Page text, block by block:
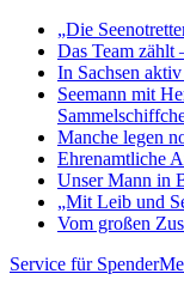
„Die
Das Team zählt
In Sachsen
Seemann mit
Manche legen
Ehrenamtliche
Unser Mann in
„Mit Leib und
Vom großen
Service für Spender